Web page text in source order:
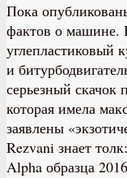
Пока
фактов о машине.
углепластиковый
и
серьезный
которая имела
заявлены
Rezvani знает
Alpha образца